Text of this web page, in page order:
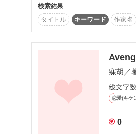
交通事故にあい意識不明の
現実を受け入れられない朱
どういう話にしたいのかお
検索結果
タイトル
キーワード 作家名
寐胡 ／
総文字
恋愛(キケ
0